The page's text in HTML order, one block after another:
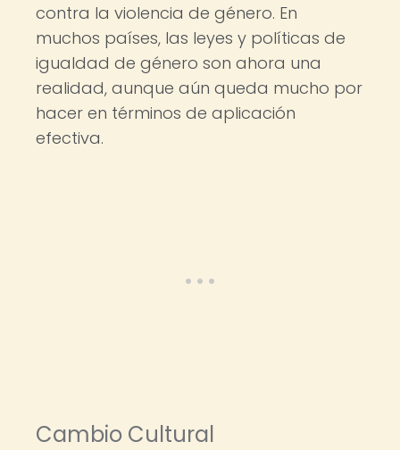
contra la violencia de género. En
muchos países, las leyes y políticas de
igualdad de género son ahora una
realidad, aunque aún queda mucho por
hacer en términos de aplicación
efectiva.
Cambio Cultural